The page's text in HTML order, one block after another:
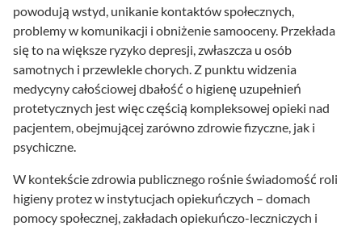
powodują wstyd, unikanie kontaktów społecznych,
problemy w komunikacji i obniżenie samooceny. Przekłada
się to na większe ryzyko depresji, zwłaszcza u osób
samotnych i przewlekle chorych. Z punktu widzenia
medycyny całościowej dbałość o higienę uzupełnień
protetycznych jest więc częścią kompleksowej opieki nad
pacjentem, obejmującej zarówno zdrowie fizyczne, jak i
psychiczne.
W kontekście zdrowia publicznego rośnie świadomość roli
higieny protez w instytucjach opiekuńczych – domach
pomocy społecznej, zakładach opiekuńczo-leczniczych i